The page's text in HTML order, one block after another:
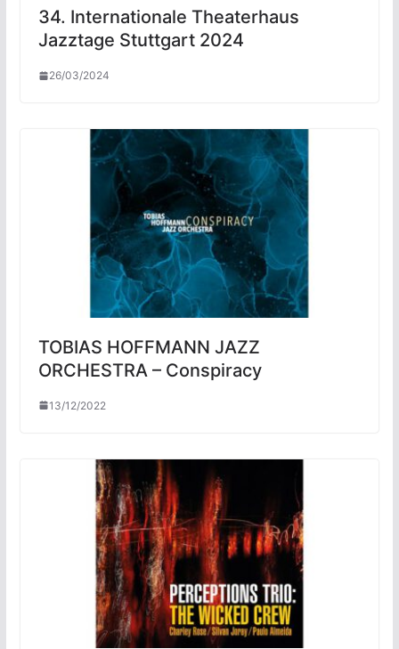
34. Internationale Theaterhaus
Jazztage Stuttgart 2024
26/03/2024
TOBIAS HOFFMANN JAZZ
ORCHESTRA – Conspiracy
13/12/2022